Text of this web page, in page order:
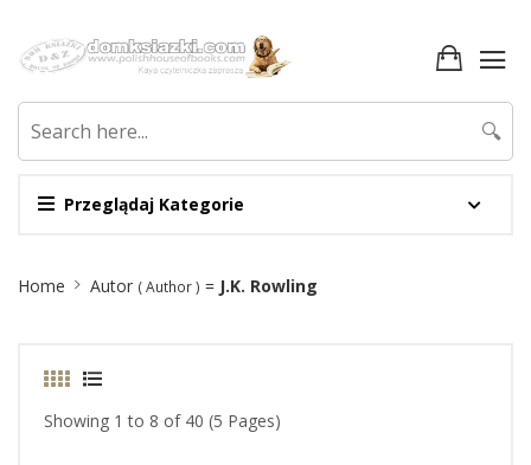
Przeglądaj Kategorie
🔍
Breadcrumb
Home Autor ( Author ) = J.K. Rowling
Showing 1 to 8 of 40 (5 Pages)